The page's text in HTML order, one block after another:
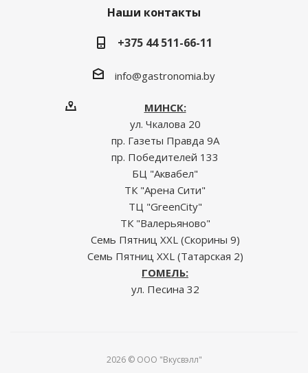
Наши контакты
+375 44 511-66-11
info@gastronomia.by
МИНСК:
ул. Чкалова 20
пр. Газеты Правда 9А
пр. Победителей 133
БЦ "Аквабел"
ТК "Арена Сити"
ТЦ "GreenCity"
ТК "Валерьяново"
Семь Пятниц XXL (Скорины 9)
Семь Пятниц XXL (Татарская 2)
ГОМЕЛЬ:
ул. Песина 32
2026 © ООО "Вкусвэлл"